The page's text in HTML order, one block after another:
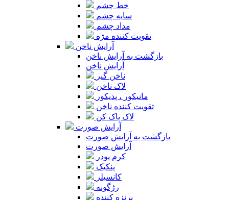
خط چشم
سایه چشم
مداد چشم
تقویت کننده مژه
آرایش ناخن
بازگشت به آرایش ناخن
آرایش ناخن
ناخن گیر
لاک ناخن
مانیکور ، پدیکور
تقویت کننده ناخن
لاک پاک کن
آرایش صورت
بازگشت به آرایش صورت
آرایش صورت
کرم پودر
پنکیک
کانسیلر
رژگونه
برنزه کننده